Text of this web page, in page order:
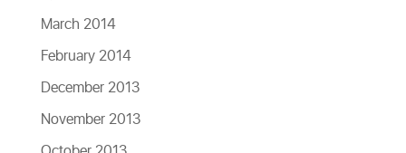
March 2014
February 2014
December 2013
November 2013